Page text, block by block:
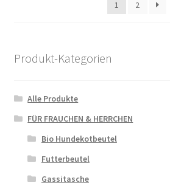
1 2
Produkt-Kategorien
Alle Produkte
FÜR FRAUCHEN & HERRCHEN
Bio Hundekotbeutel
Futterbeutel
Gassitasche